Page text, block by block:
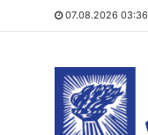
07.08.2026 03:36